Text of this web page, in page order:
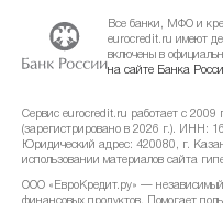
Все банки, МФО и
eurocredit.ru имеют
включены в
на сайте Банка
Сервис eurocredit.ru работает с
(зарегистрировано в 2026 г.). ИНН:
Юридический адрес: 420080, г.
использовании материалов сайта
ООО «ЕвроКредит.ру» —